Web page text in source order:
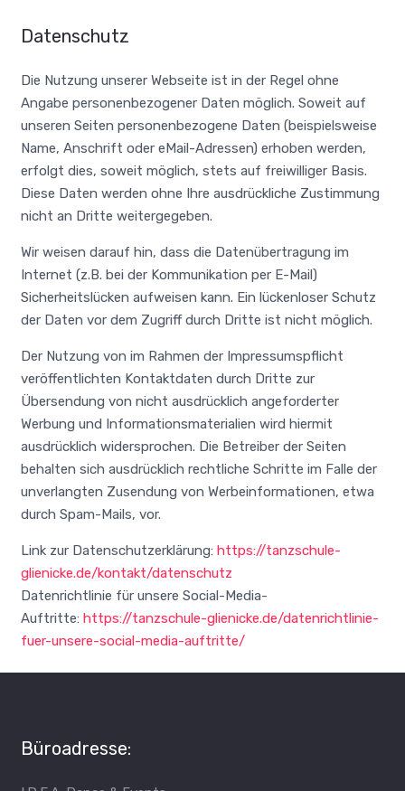
Datenschutz
Die Nutzung unserer Webseite ist in der Regel ohne
Angabe personenbezogener Daten möglich. Soweit auf
unseren Seiten personenbezogene Daten (beispielsweise
Name, Anschrift oder eMail-Adressen) erhoben werden,
erfolgt dies, soweit möglich, stets auf freiwilliger Basis.
Diese Daten werden ohne Ihre ausdrückliche Zustimmung
nicht an Dritte weitergegeben.
Wir weisen darauf hin, dass die Datenübertragung im
Internet (z.B. bei der Kommunikation per E-Mail)
Sicherheitslücken aufweisen kann. Ein lückenloser Schutz
der Daten vor dem Zugriff durch Dritte ist nicht möglich.
Der Nutzung von im Rahmen der Impressumspflicht
veröffentlichten Kontaktdaten durch Dritte zur
Übersendung von nicht ausdrücklich angeforderter
Werbung und Informationsmaterialien wird hiermit
ausdrücklich widersprochen. Die Betreiber der Seiten
behalten sich ausdrücklich rechtliche Schritte im Falle der
unverlangten Zusendung von Werbeinformationen, etwa
durch Spam-Mails, vor.
Link zur Datenschutzerklärung: https://tanzschule-
glienicke.de/kontakt/datenschutz
Datenrichtlinie für unsere Social-Media-
Auftritte: https://tanzschule-glienicke.de/datenrichtlinie-
fuer-unsere-social-media-auftritte/
Büroadresse: